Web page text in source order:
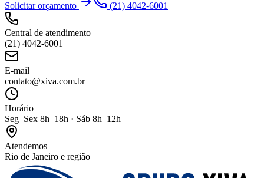
Solicitar orçamento (21) 4042-6001
Central de atendimento
(21) 4042-6001
E-mail
contato@xiva.com.br
Horário
Seg–Sex 8h–18h · Sáb 8h–12h
Atendemos
Rio de Janeiro e região